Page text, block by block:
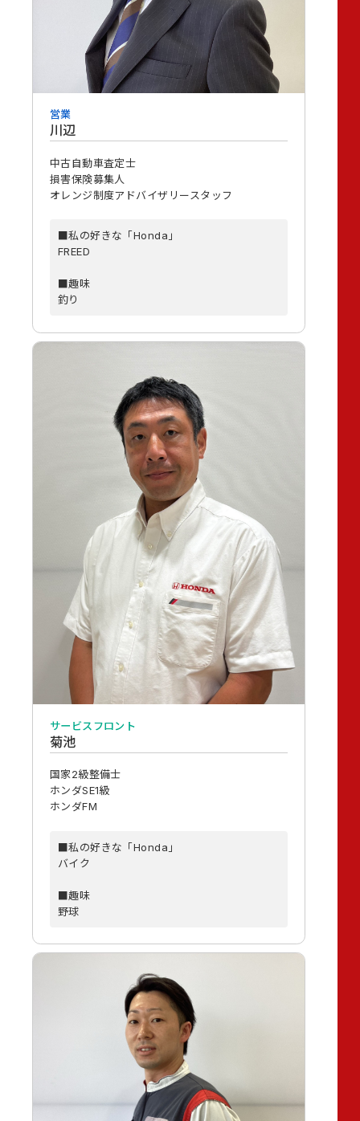
営業
川辺
中古自動車査定士
損害保険募集人
オレンジ制度アドバイザリースタッフ
■私の好きな「Honda」
FREED
■趣味
釣り
サービスフロント
菊池
国家2級整備士
ホンダSE1級
ホンダFM
■私の好きな「Honda」
バイク
■趣味
野球